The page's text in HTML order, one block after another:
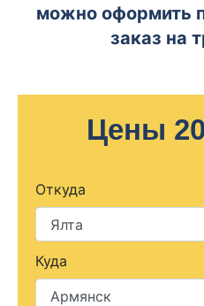
можно оформить
заказ на
Цены
Откуда
Куда